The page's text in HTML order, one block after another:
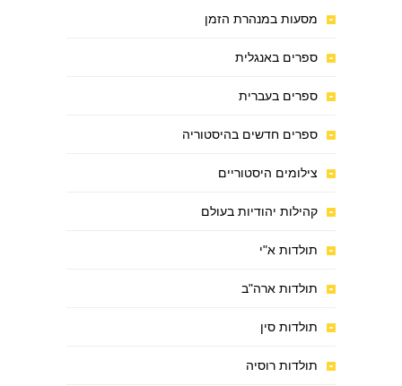
מסעות במנהרת הזמן
ספרים באנגלית
ספרים בעברית
ספרים חדשים בהיסטוריה
צילומים היסטוריים
קהילות יהודיות בעולם
תולדות א"י
תולדות ארה"ב
תולדות סין
תולדות רוסיה